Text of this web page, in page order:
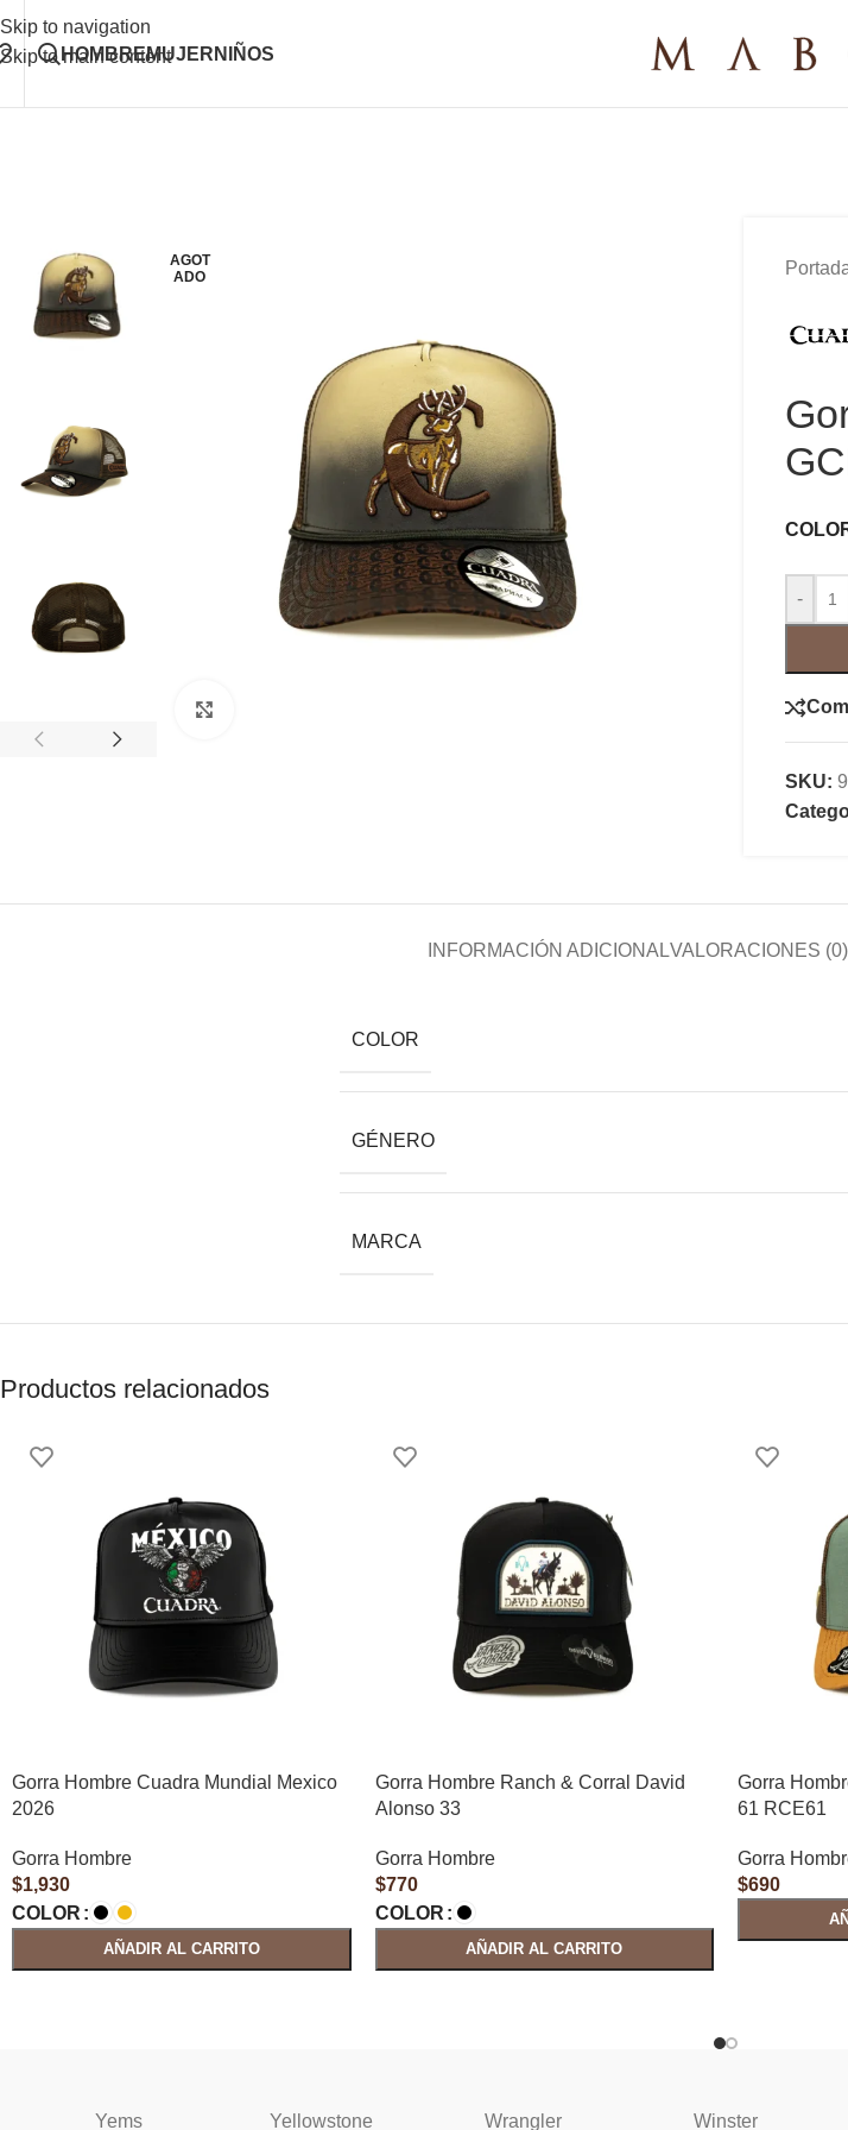
Skip to navigation
Skip to main content
HOMBREMUJER NIÑOS
AGOT
ADO
-
SKU:
INFORMACIÓN ADICIONALVALORACIONES (0)
COLOR
GÉNERO
MARCA
Productos relacionados
Gorra Hombre Cuadra Mundial Mexico
2026
Gorra Hombre
$1,930
COLOR
AÑADIR AL CARRITO
Gorra Hombre Ranch & Corral David
Alonso 33
Gorra Hombre
$770
COLOR
AÑADIR AL CARRITO
Gorra
61 RCE61
Gorra
$690
Yems Yellowstone Wrangler Winster